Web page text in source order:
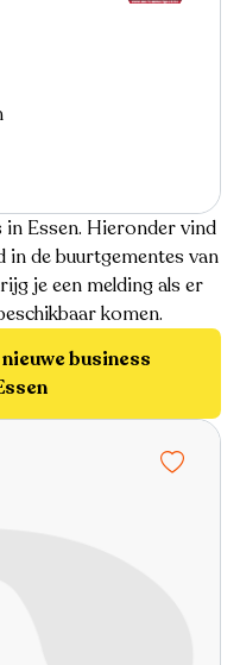
in Essen. Hieronder vind
in de buurtgementes van
je een melding als er
komen.
business